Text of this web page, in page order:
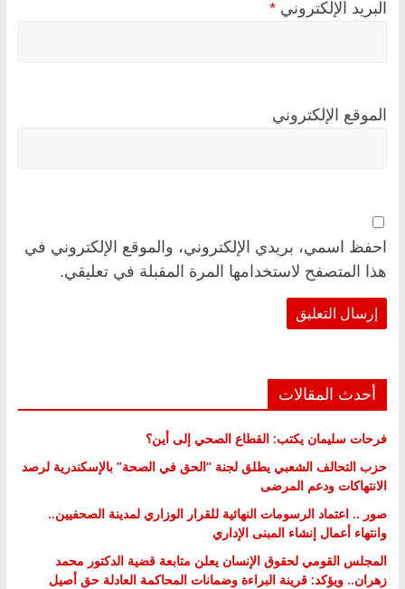
البريد الإلكتروني *
الموقع الإلكتروني
احفظ اسمي، بريدي الإلكتروني، والموقع الإلكتروني في
هذا المتصفح لاستخدامها المرة المقبلة في تعليقي.
أحدث المقالات
فرحات سليمان يكتب: القطاع الصحي إلى أين؟
حزب التحالف الشعبي يطلق لجنة “الحق في الصحة” بالإسكندرية لرصد
الانتهاكات ودعم المرضى
صور .. اعتماد الرسومات النهائية للقرار الوزاري لمدينة الصحفيين..
وانتهاء أعمال إنشاء المبنى الإداري
المجلس القومي لحقوق الإنسان يعلن متابعة قضية الدكتور محمد
زهران.. ويؤكد: قرينة البراءة وضمانات المحاكمة العادلة حق أصيل